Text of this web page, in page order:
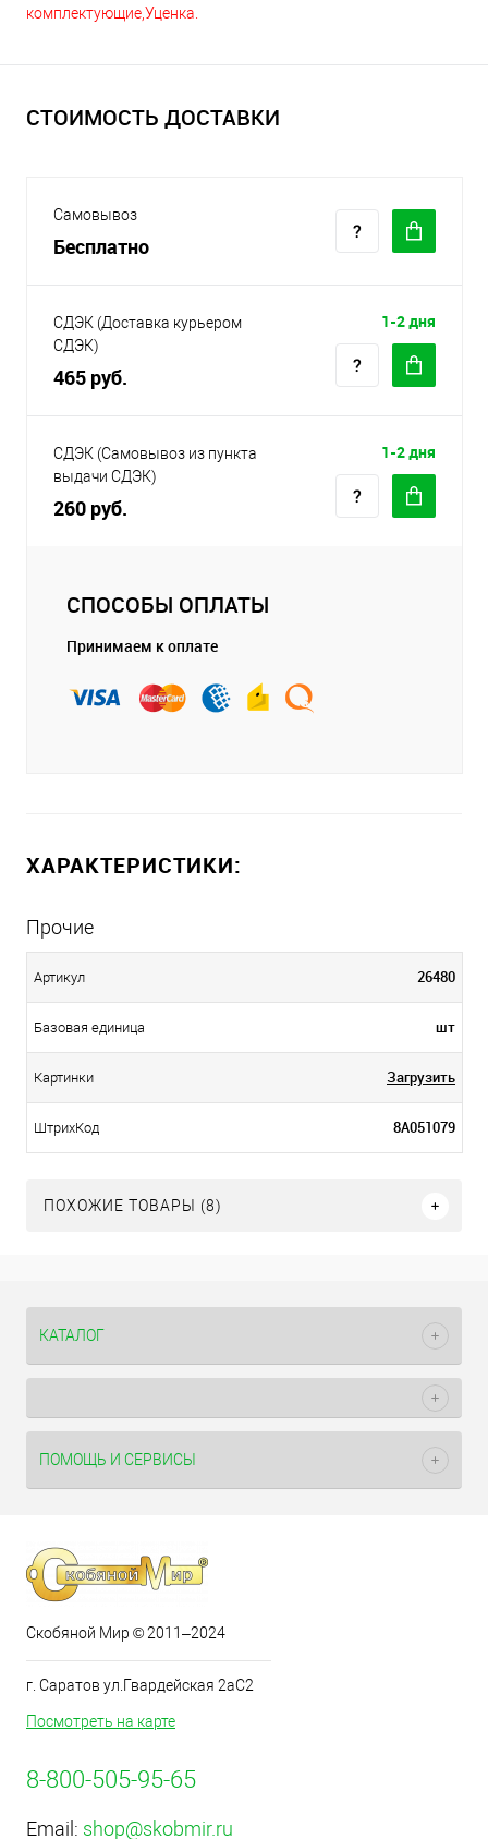
комплектующие,Уценка.
СТОИМОСТЬ ДОСТАВКИ
Самовывоз
Бесплатно
СДЭК (Доставка курьером
СДЭК)
465 руб.
1-2 дня
СДЭК (Самовывоз из пункта
выдачи СДЭК)
260 руб.
1-2 дня
СПОСОБЫ ОПЛАТЫ
Принимаем к оплате
ХАРАКТЕРИСТИКИ:
Прочие
Артикул 26480
Базовая единица шт
Картинки Загрузить
ШтрихКод 8А051079
ПОХОЖИЕ ТОВАРЫ (8)
КАТАЛОГ
ПОМОЩЬ И СЕРВИСЫ
Скобяной Мир © 2011–2024
г. Саратов ул.Гвардейская 2аС2
Посмотреть на карте
8-800-505-95-65
Email: shop@skobmir.ru